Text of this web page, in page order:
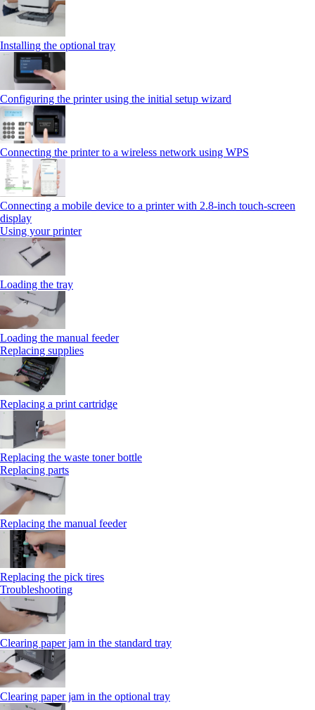
Installing the optional tray
Configuring the printer using the initial setup wizard
Connecting the printer to a wireless network using WPS
Connecting a mobile device to a printer with 2.8‑inch touch‑screen
display
Using your printer
Loading the tray
Loading the manual feeder
Replacing supplies
Replacing a print cartridge
Replacing the waste toner bottle
Replacing parts
Replacing the manual feeder
Replacing the pick tires
Troubleshooting
Clearing paper jam in the standard tray
Clearing paper jam in the optional tray